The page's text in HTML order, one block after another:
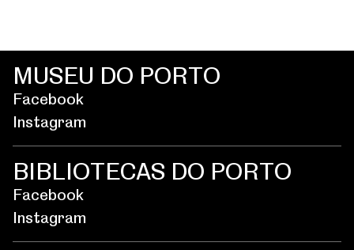
MUSEU DO PORTO
Facebook
Instagram
BIBLIOTECAS DO PORTO
Facebook
Instagram